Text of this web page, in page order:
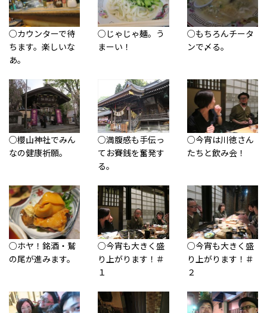
○カウンターで待
ちます。楽しいな
あ。
○じゃじゃ麺。う
まーい！
○もちろんチータ
ンで〆る。
○櫻山神社でみん
なの健康祈願。
○満腹感も手伝っ
てお賽銭を奮発す
る。
○今宵は川徳さん
たちと飲み会！
○ホヤ！銘酒・鷲
の尾が進みます。
○今宵も大きく盛
り上がります！＃
１
○今宵も大きく盛
り上がります！＃
２